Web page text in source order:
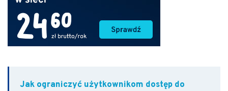
Jak ograniczyć użytkownikom dostęp do